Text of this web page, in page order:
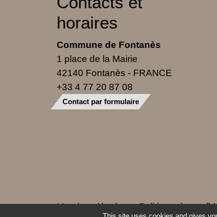
horaires
Commune de Fontanès
1 place de la Mairie
42140 Fontanès - FRANCE
+33 4 77 20 87 08
Contact par formulaire
Mentions légales - Politique de